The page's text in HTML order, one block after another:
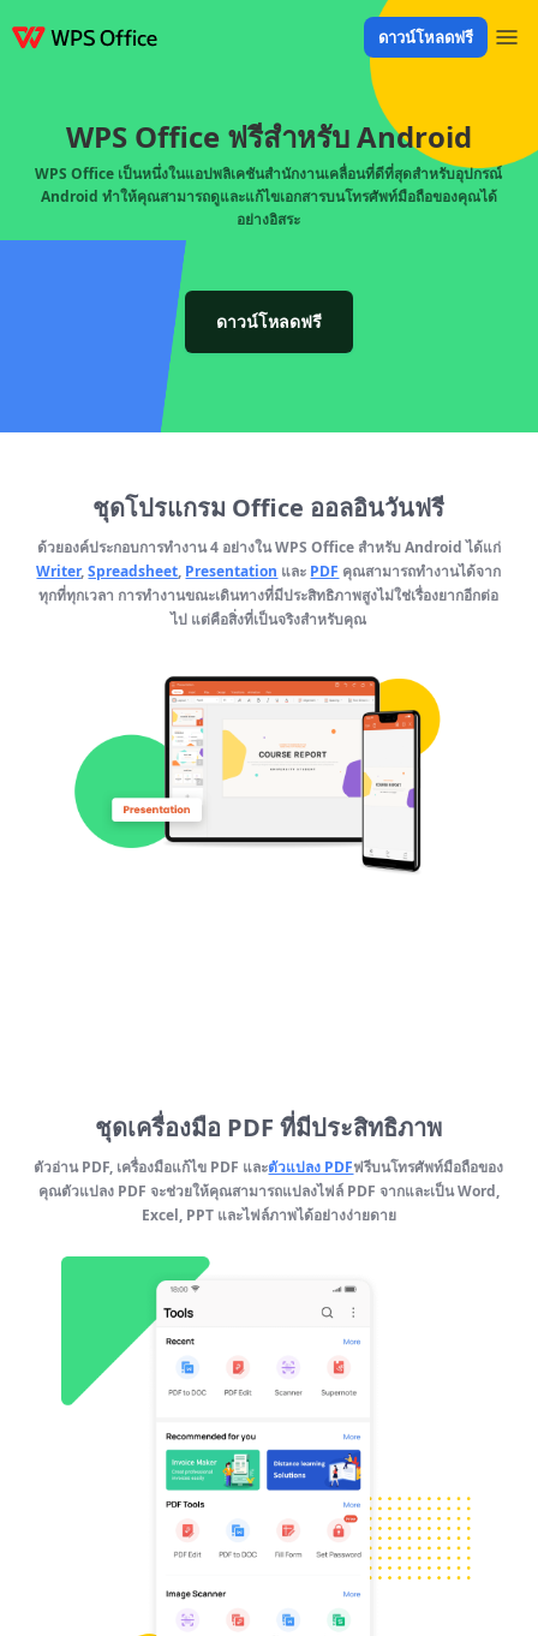
ดาวน์โหลดฟรี
iPad
WPS Office ฟรีสำหรับ Android
WPS Office เป็นหนึ่งในแอปพลิเคชันสำนักงานเคลื่อนที่ดีที่สุดสำหรับอุปกรณ์
Android ทำให้คุณสามารถดูและแก้ไขเอกสารบนโทรศัพท์มือถือของคุณได้
อย่างอิสระ
ดาวน์โหลดฟรี
ชุดโปรแกรม Office ออลอินวันฟรี
ด้วยองค์ประกอบการทำงาน 4 อย่างใน WPS Office สำหรับ Android ได้แก่
Writer,Spreadsheet, Presentation และ PDF คุณสามารถทำงานได้จาก
ทุกที่ทุกเวลา การทำงานขณะเดินทางที่มีประสิทธิภาพสูงไม่ใช่เรื่องยากอีกต่อ
ไป แต่คือสิ่งที่เป็นจริงสำหรับคุณ
ชุดเครื่องมือ PDF ที่มีประสิทธิภาพ
ตัวอ่าน PDF, เครื่องมือแก้ไข PDF และตัวแปลง PDFฟรีบนโทรศัพท์มือถือของ
คุณตัวแปลง PDF จะช่วยให้คุณสามารถแปลงไฟล์ PDF จากและเป็น Word,
Excel, PPT และไฟล์ภาพได้อย่างง่ายดาย